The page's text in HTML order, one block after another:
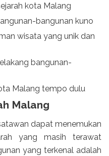
kota Malang
bangunan kuno
wisata yang unik dan
bangunan-
Malang tempo dulu
Malang
dapat menemukan
yang masih terawat
yang terkenal adalah